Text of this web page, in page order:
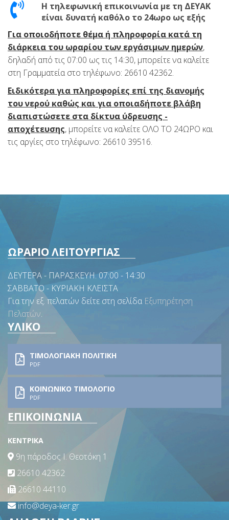
Η τηλεφωνική επικοινωνία με τη ΔΕΥΑΚ
είναι δυνατή καθόλο το 24ωρο ως εξής
Για οποιοδήποτε θέμα ή πληροφορία κατά τη
διάρκεια του ωραρίου των εργάσιμων ημερών,
δηλαδή από τις 07:00 ως τις 14:30, μπορείτε να καλείτε
στη Γραμματεία στο τηλέφωνο: 26610 42362.
Ειδικότερα για πληροφορίες επί της διανομής
του νερού καθώς και για οποιαδήποτε βλάβη
διαπιστώσετε στα δίκτυα ύδρευσης -
αποχέτευσης, μπορείτε να καλείτε ΟΛΟ ΤΟ 24ΩΡΟ και
τις αργίες στο τηλέφωνο: 26610 39516.
ΩΡΑΡΙΟ ΛΕΙΤΟΥΡΓΙΑΣ
ΔΕΥΤΕΡΑ - ΠΑΡΑΣΚΕΥΗ. 07:00 - 14:30
ΣΑΒΒΑΤΟ - ΚΥΡΙΑΚΗ ΚΛΕΙΣΤΑ
Για την εξ. πελατών δείτε στη σελίδα Εξυπηρέτηση
Πελατών.
ΥΛΙΚΟ
ΤΙΜΟΛΟΓΙΑΚΗ ΠΟΛΙΤΙΚΗ
PDF
ΚΟΙΝΩΝΙΚΟ ΤΙΜΟΛΟΓΙΟ
PDF
ΕΠΙΚΟΙΝΩΝΙΑ
ΚΕΝΤΡΙΚΑ
9η πάροδος Ι. Θεοτόκη 1
26610 42362
26610 44110
info@deya-ker.gr